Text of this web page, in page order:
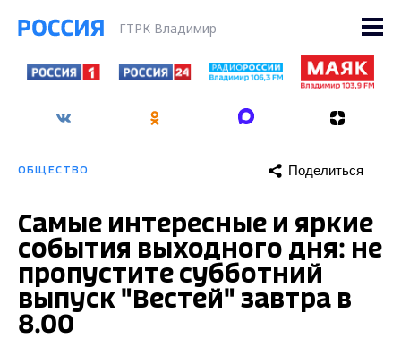
ГТРК Владимир
ОБЩЕСТВО Поделиться
Самые интересные и яркие
события выходного дня: не
пропустите субботний
выпуск "Вестей" завтра в
8.00